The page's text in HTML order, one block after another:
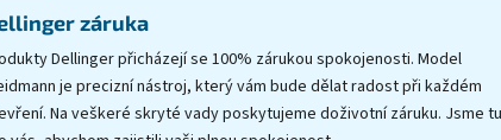
záruka
Dellinger přicházejí se 100% zárukou spokojenosti. Model
je precizní nástroj, který vám bude dělat radost při každém
Na veškeré skryté vady poskytujeme doživotní záruku. Jsme tu